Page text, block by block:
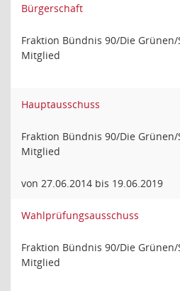
Bürgerschaft
Fraktion Bündnis 90/Die
Mitglied
Hauptausschuss
Fraktion Bündnis 90/Die
Mitglied
von 27.06.2014 bis 19.06.2019
Wahlprüfungsausschuss
Fraktion Bündnis 90/Die
Mitglied